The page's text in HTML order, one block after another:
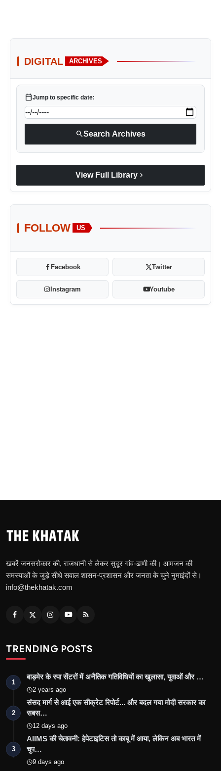
DIGITAL ARCHIVES
calendar_todayJump to specific date:
searchSearch Archives
View Full Library chevron_right
FOLLOW US
Facebook Twitter
Instagram Youtube
खबरें जनसरोकार की, राजधानी से लेकर सुदूर गांव-ढाणी की। आमजन की
समस्याओं के जुड़े सीधे सवाल शासन-प्रशासन और जनता के चुने नुमाइंदों से।
info@thekhatak.com
TRENDING POSTS
1
बाड़मेर के स्पा सेंटरों में अनैतिक गतिविधियों का खुलासा, युवाओं और …
2 years ago
2
संसद मार्ग से आई एक सीक्रेट रिपोर्ट... और बदल गया मोदी सरकार का
सबस…
12 days ago
3
AIIMS की चेतावनी: हेपेटाइटिस तो काबू में आया, लेकिन अब भारत में
चुप…
9 days ago